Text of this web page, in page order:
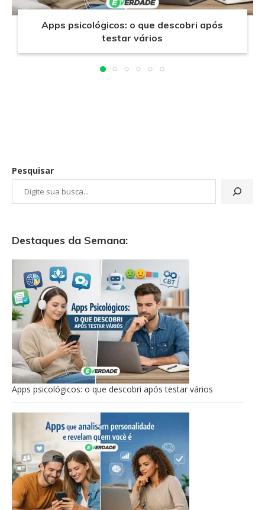
Apps psicológicos: o que descobri após
testar vários
Pesquisar
Destaques da Semana:
Apps psicológicos: o que descobri após testar vários